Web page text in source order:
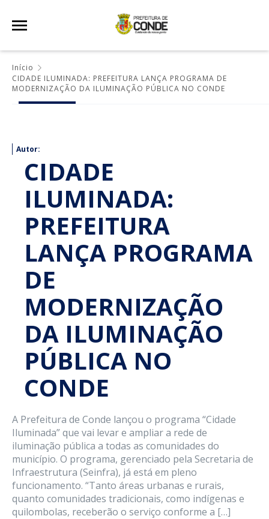
Início
CIDADE ILUMINADA: PREFEITURA LANÇA PROGRAMA DE
MODERNIZAÇÃO DA ILUMINAÇÃO PÚBLICA NO CONDE
Autor:
CIDADE
ILUMINADA:
PREFEITURA
LANÇA PROGRAMA
DE
MODERNIZAÇÃO
DA ILUMINAÇÃO
PÚBLICA NO
CONDE
A Prefeitura de Conde lançou o programa “Cidade
Iluminada” que vai levar e ampliar a rede de
iluminação pública a todas as comunidades do
município. O programa, gerenciado pela Secretaria de
Infraestrutura (Seinfra), já está em pleno
funcionamento. “Tanto áreas urbanas e rurais,
quanto comunidades tradicionais, como indígenas e
quilombolas, receberão o serviço conforme a […]